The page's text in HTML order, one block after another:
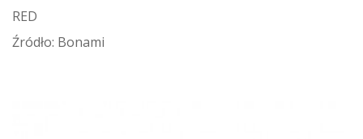
RED
Źródło: Bonami